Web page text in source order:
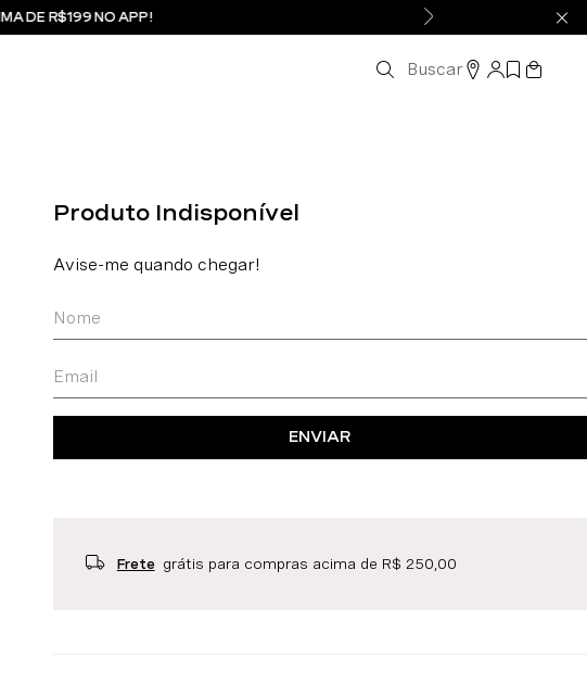
DE R$199 NO APP!
Buscar
ENVIAR
Frete grátis para compras acima de R$ 250,00